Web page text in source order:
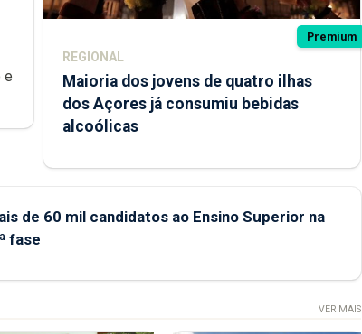
e
Premium
REGIONAL
Maioria dos jovens de quatro ilhas
dos Açores já consumiu bebidas
alcoólicas
de 60 mil candidatos ao Ensino Superior na
fase
VER MAIS